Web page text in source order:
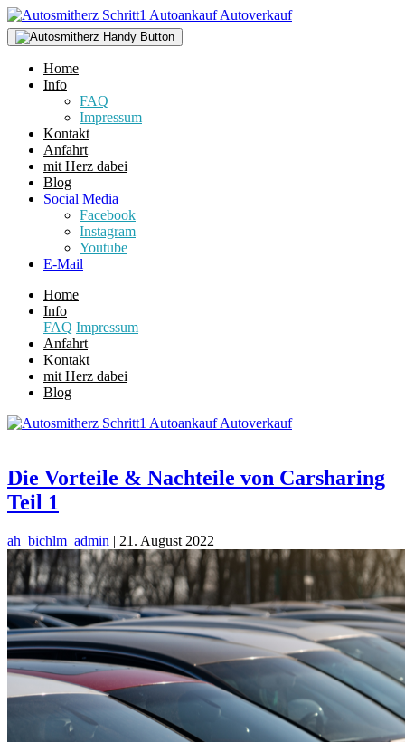
Home
Info
FAQ
Impressum
Kontakt
Anfahrt
mit Herz dabei
Blog
Social Media
Facebook
Instagram
Youtube
E-Mail
Home
Info
FAQ Impressum
Anfahrt
Kontakt
mit Herz dabei
Blog
Die Vorteile & Nachteile von Carsharing
Teil 1
ah_bichlm_admin | 21. August 2022